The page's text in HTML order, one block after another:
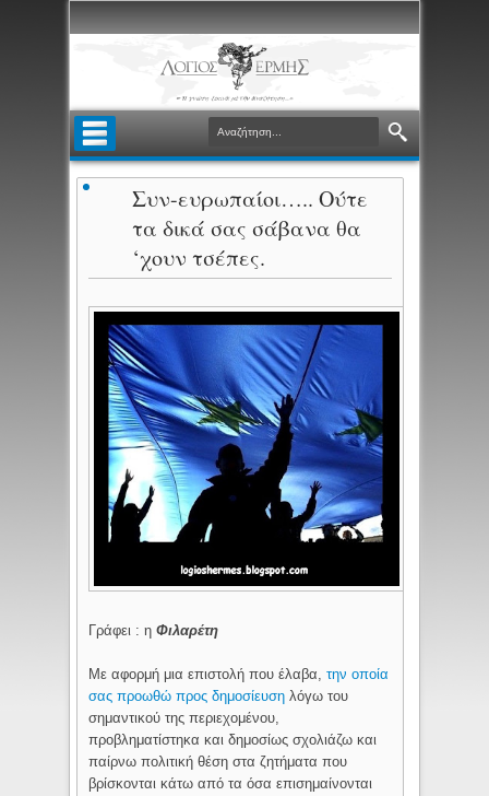
Συν-ευρωπαίοι….. Ούτε
τα δικά σας σάβανα θα
‘χουν τσέπες.
Γράφει : ηΦιλαρέτη
Με αφορμή μια επιστολή που έλαβα,την οποία
σας προωθώ προς δημοσίευσηλόγω του
σημαντικού της περιεχομένου,
προβληματίστηκα και δημοσίως σχολιάζω και
παίρνω πολιτική θέση στα ζητήματα που
βρίσκονται κάτω από τα όσα επισημαίνονται